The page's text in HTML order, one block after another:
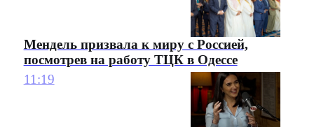
Мендель призвала к миру с Россией,
посмотрев на работу ТЦК в Одессе
11:19